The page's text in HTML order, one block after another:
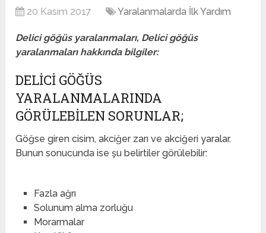
20 Kasım 2017 Yaralanmalarda İlk Yardım
Delici göğüs yaralanmaları, Delici göğüs
yaralanmaları hakkında bilgiler:
DELICI GÖĞÜS
YARALANMALARINDA
GÖRÜLEBILEN SORUNLAR;
Göğse giren cisim, akciğer zarı ve akciğeri yaralar.
Bunun sonucunda ise şu belirtiler görülebilir:
Fazla ağrı
Solunum alma zorluğu
Morarmalar